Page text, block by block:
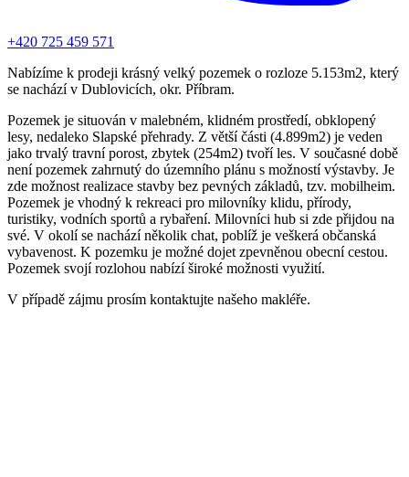
+420 725 459 571
Nabízíme k prodeji krásný velký pozemek o rozloze 5.153m2, který
se nachází v Dublovicích, okr. Příbram.
Pozemek je situován v malebném, klidném prostředí, obklopený
lesy, nedaleko Slapské přehrady. Z větší části (4.899m2) je veden
jako trvalý travní porost, zbytek (254m2) tvoří les. V současné době
není pozemek zahrnutý do územního plánu s možností výstavby. Je
zde možnost realizace stavby bez pevných základů, tzv. mobilheim.
Pozemek je vhodný k rekreaci pro milovníky klidu, přírody,
turistiky, vodních sportů a rybaření. Milovníci hub si zde přijdou na
své. V okolí se nachází několik chat, poblíž je veškerá občanská
vybavenost. K pozemku je možné dojet zpevněnou obecní cestou.
Pozemek svojí rozlohou nabízí široké možnosti využití.
V případě zájmu prosím kontaktujte našeho makléře.